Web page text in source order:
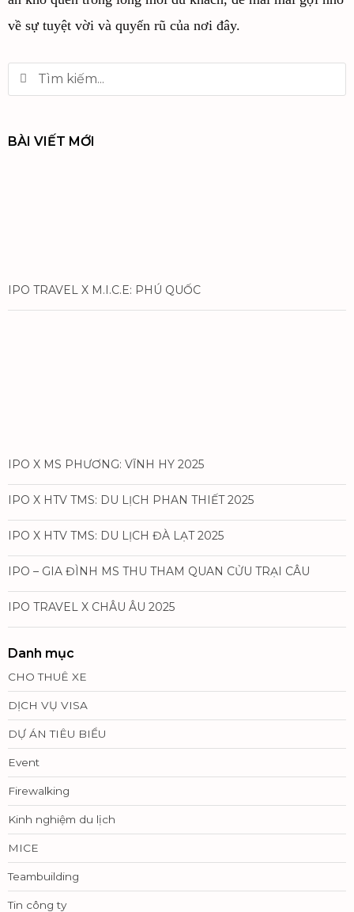
về sự tuyệt vời và quyến rũ của nơi đây.
BÀI VIẾT MỚI
IPO TRAVEL X M.I.C.E: PHÚ QUỐC
IPO X MS PHƯƠNG: VĨNH HY 2025
IPO X HTV TMS: DU LỊCH PHAN THIẾT 2025
IPO X HTV TMS: DU LỊCH ĐÀ LẠT 2025
IPO – GIA ĐÌNH MS THU THAM QUAN CỬU TRẠI CÂU
IPO TRAVEL X CHÂU ÂU 2025
Danh mục
CHO THUÊ XE
DỊCH VỤ VISA
DỰ ÁN TIÊU BIỂU
Event
Firewalking
Kinh nghiệm du lịch
MICE
Teambuilding
Tin công ty